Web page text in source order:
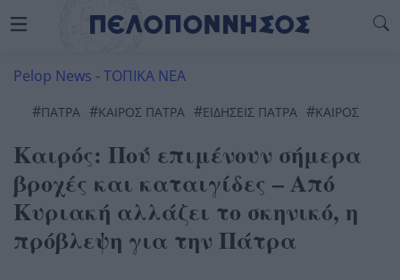
Pelop News -ΤΟΠΙΚΑ ΝΕΑ
#ΠΆΤΡΑ #ΚΑΙΡΌΣ ΠΆΤΡΑ #ΕΙΔΗΣΕΙΣ ΠΑΤΡΑ #ΚΑΙΡΌΣ
Καιρός: Πού επιμένουν σήμερα
βροχές και καταιγίδες – Από
Κυριακή αλλάζει το σκηνικό, η
πρόβλεψη για την Πάτρα